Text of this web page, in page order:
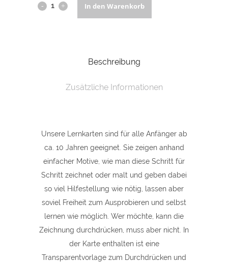
Landschaft In den Warenkorb
Beschreibung
Zusätzliche Informationen
Unsere Lernkarten sind für alle Anfänger ab
ca. 10 Jahren geeignet. Sie zeigen anhand
einfacher Motive, wie man diese Schritt für
Schritt zeichnet oder malt und geben dabei
so viel Hilfestellung wie nötig, lassen aber
soviel Freiheit zum Ausprobieren und selbst
lernen wie möglich. Wer möchte, kann die
Zeichnung durchdrücken, muss aber nicht. In
der Karte enthalten ist eine
Transparentvorlage zum Durchdrücken und